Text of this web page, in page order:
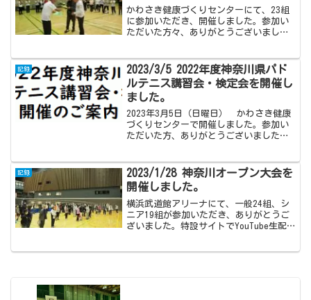
かわさき健康づくりセンターにて、23組
に参加いただき、開催しました。参加い
ただいた方々、ありがとうございまし
ンター)試合結果はこちらのPDFをご覧く
ださい。
記録
2023/3/5 2022年度神奈川県パド
ルテニス講習会・検定会を開催し
ました。
2023年3月5日（日曜日） かわさき健康
づくりセンターで開催しました。参加い
ただいた方、ありがとうございました。
記録
2023/1/28 神奈川オープン大会を
開催しました。
横浜武道館アリーナにて、一般24組、シ
ニア19組が参加いただき、ありがとうご
ざいました。特設サイトでYouTube生配